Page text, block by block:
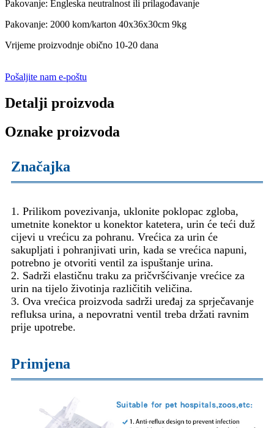
Pakovanje: Engleska neutralnost ili prilagođavanje
Pakovanje: 2000 kom/karton 40x36x30cm 9kg
Vrijeme proizvodnje obično 10-20 dana
Pošaljite nam e-poštu
Detalji proizvoda
Oznake proizvoda
Značajka
1. Prilikom povezivanja, uklonite poklopac zgloba,
umetnite konektor u konektor katetera, urin će teći duž
cijevi u vrećicu za pohranu. Vrećica za urin će
sakupljati i pohranjivati ​​urin, kada se vrećica napuni,
potrebno je otvoriti ventil za ispuštanje urina.
2. Sadrži elastičnu traku za pričvršćivanje vrećice za
urin na tijelo životinja različitih veličina.
3. Ova vrećica proizvoda sadrži uređaj za sprječavanje
refluksa urina, a nepovratni ventil treba držati ravnim
prije upotrebe.
Primjena